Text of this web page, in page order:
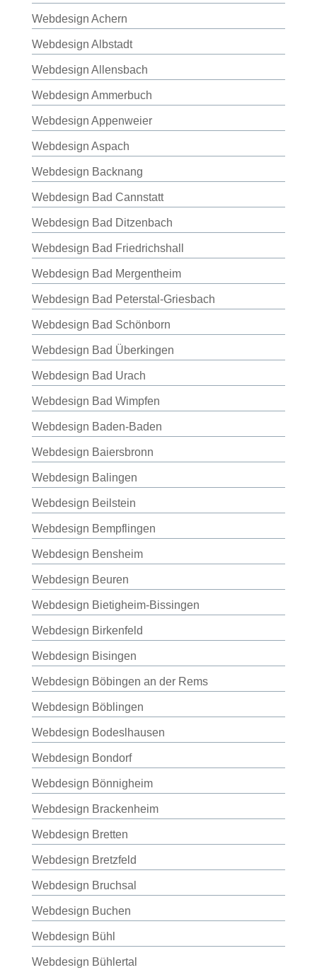
Webdesign Achern
Webdesign Albstadt
Webdesign Allensbach
Webdesign Ammerbuch
Webdesign Appenweier
Webdesign Aspach
Webdesign Backnang
Webdesign Bad Cannstatt
Webdesign Bad Ditzenbach
Webdesign Bad Friedrichshall
Webdesign Bad Mergentheim
Webdesign Bad Peterstal-Griesbach
Webdesign Bad Schönborn
Webdesign Bad Überkingen
Webdesign Bad Urach
Webdesign Bad Wimpfen
Webdesign Baden-Baden
Webdesign Baiersbronn
Webdesign Balingen
Webdesign Beilstein
Webdesign Bempflingen
Webdesign Bensheim
Webdesign Beuren
Webdesign Bietigheim-Bissingen
Webdesign Birkenfeld
Webdesign Bisingen
Webdesign Böbingen an der Rems
Webdesign Böblingen
Webdesign Bodeslhausen
Webdesign Bondorf
Webdesign Bönnigheim
Webdesign Brackenheim
Webdesign Bretten
Webdesign Bretzfeld
Webdesign Bruchsal
Webdesign Buchen
Webdesign Bühl
Webdesign Bühlertal